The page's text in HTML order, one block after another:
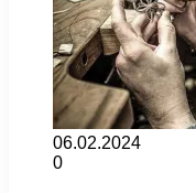
06.02.2024
0